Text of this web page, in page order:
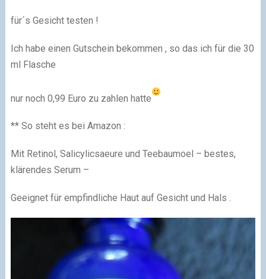
für´s Gesicht testen !
Ich habe einen Gutschein bekommen , so das ich für die 30
ml Flasche
nur noch 0,99 Euro zu zahlen hatte
** So steht es bei Amazon :
Mit Retinol, Salicylicsaeure und Teebaumoel – bestes,
klärendes Serum –
Geeignet für empfindliche Haut auf Gesicht und Hals .